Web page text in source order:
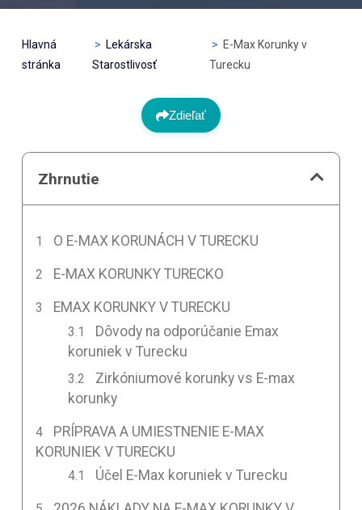
Hlavná
stránka
Lekárska
Starostlivosť
E-Max Korunky v
Turecku
Zdieľať
Zhrnutie
O E-MAX KORUNÁCH V TURECKU
E-MAX KORUNKY TURECKO
EMAX KORUNKY V TURECKU
Dôvody na odporúčanie Emax
koruniek v Turecku
Zirkóniumové korunky vs E-max
korunky
PRÍPRAVA A UMIESTNENIE E-MAX
KORUNIEK V TURECKU
Účel E-Max koruniek v Turecku